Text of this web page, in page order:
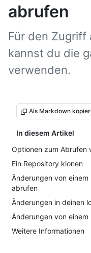
abrufen
Für den Zugriff
kannst du die
verwenden.
Als Markdown
In diesem Artikel
Optionen zum Abrufen
Ein Repository klonen
Änderungen von
abrufen
Änderungen in deinen
Änderungen von
Weitere Informationen